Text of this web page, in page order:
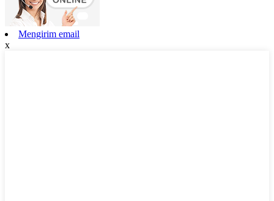
Mengirim email
x